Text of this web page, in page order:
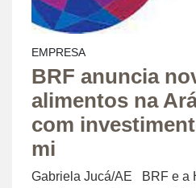
EMPRESA
BRF anuncia
alimentos na
com
mi
Gabriela Jucá/AE BRF e a